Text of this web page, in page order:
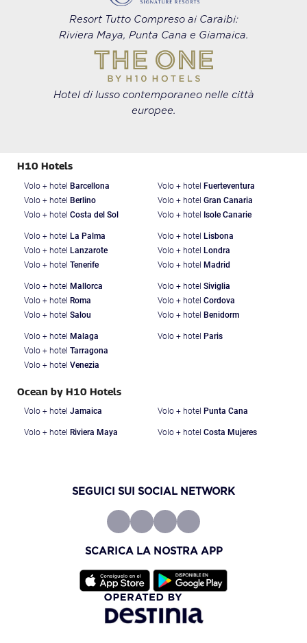
Resort Tutto Compreso ai Caraibi:
Riviera Maya, Punta Cana e Giamaica.
Hotel di lusso contemporaneo nelle città
europee.
H10 Hotels
Volo + hotel Barcellona
Volo + hotel Berlino
Volo + hotel Costa del Sol
Volo + hotel Fuerteventura
Volo + hotel Gran Canaria
Volo + hotel Isole Canarie
Volo + hotel La Palma
Volo + hotel Lanzarote
Volo + hotel Tenerife
Volo + hotel Lisbona
Volo + hotel Londra
Volo + hotel Madrid
Volo + hotel Mallorca
Volo + hotel Roma
Volo + hotel Salou
Volo + hotel Siviglia
Volo + hotel Cordova
Volo + hotel Benidorm
Volo + hotel Malaga
Volo + hotel Tarragona
Volo + hotel Venezia
Volo + hotel Paris
Ocean by H10 Hotels
Volo + hotel Jamaica Volo + hotel Punta Cana
Volo + hotel Riviera Maya Volo + hotel Costa Mujeres
SEGUICI SUI SOCIAL NETWORK
SCARICA LA NOSTRA APP